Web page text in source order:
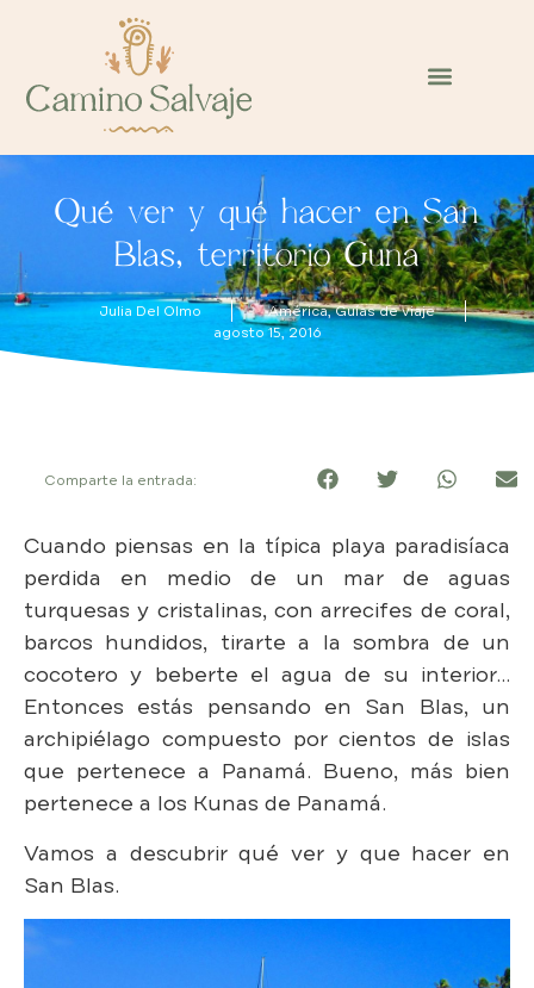
Qué ver y qué hacer en San
Blas, territorio Guna
Julia Del Olmo América,Guías de viaje
agosto 15, 2016
Comparte la entrada:
Cuando piensas en la típica playa paradisíaca
perdida en medio de un mar de aguas
turquesas y cristalinas, con arrecifes de coral,
barcos hundidos, tirarte a la sombra de un
cocotero y beberte el agua de su interior…
Entonces estás pensando en San Blas, un
archipiélago compuesto por cientos de islas
que pertenece a Panamá. Bueno, más bien
pertenece a los Kunas de Panamá.
Vamos a descubrir qué ver y que hacer en
San Blas.